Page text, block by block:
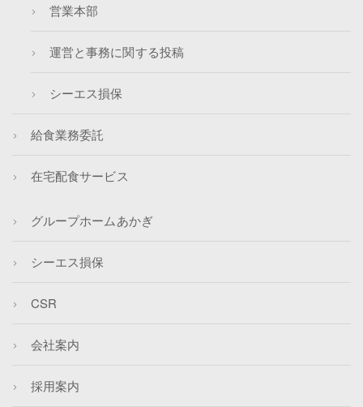
営業本部
運営と事務に関する投稿
シーエス損保
給食業務委託
在宅配食サービス
グループホームあかぎ
シーエス損保
CSR
会社案内
採用案内